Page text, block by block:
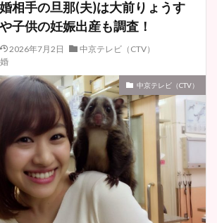
相手の旦那(夫)は大前りょうす
子供の妊娠出産も調査！
2026年7月2日
中京テレビ（CTV）
中京テレビ（CTV）